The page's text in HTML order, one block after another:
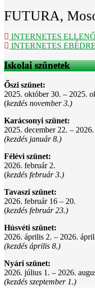
FUTURA,
INTERNETES
INTERNETES
Iskolai szünetek
Őszi szünet:
2025. október 30. – 2025.
(kezdés november 3.)
Karácsonyi szünet:
2025. december 22. –
(kezdés január 8.)
Félévi szünet:
2026. február 2.
(kezdés február 3.)
Tavaszi szünet:
2026. február 16 – 20.
(kezdés február 23.)
Húsvéti szünet:
2026. április 2. – 2026.
(kezdés április 8.)
Nyári szünet:
2026. július 1. – 2026.
(kezdés szeptember 1.)